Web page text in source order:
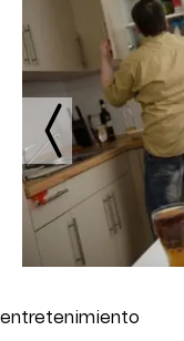
entretenimiento